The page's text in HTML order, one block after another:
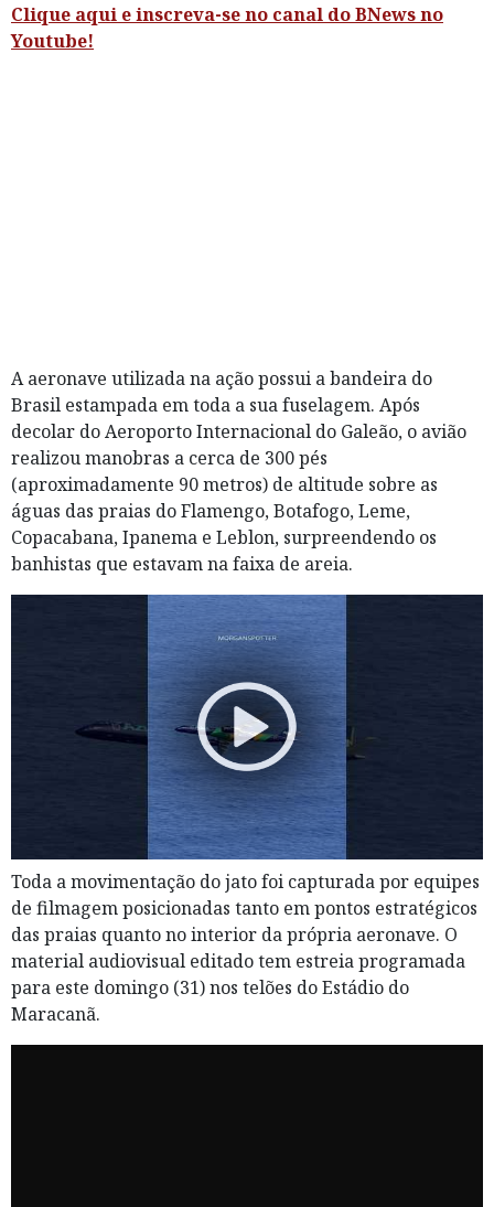
Clique aqui e inscreva-se no canal do BNews no
Youtube!
A aeronave utilizada na ação possui a bandeira do
Brasil estampada em toda a sua fuselagem. Após
decolar do Aeroporto Internacional do Galeão, o avião
realizou manobras a cerca de 300 pés
(aproximadamente 90 metros) de altitude sobre as
águas das praias do Flamengo, Botafogo, Leme,
Copacabana, Ipanema e Leblon, surpreendendo os
banhistas que estavam na faixa de areia.
Toda a movimentação do jato foi capturada por equipes
de filmagem posicionadas tanto em pontos estratégicos
das praias quanto no interior da própria aeronave. O
material audiovisual editado tem estreia programada
para este domingo (31) nos telões do Estádio do
Maracanã.